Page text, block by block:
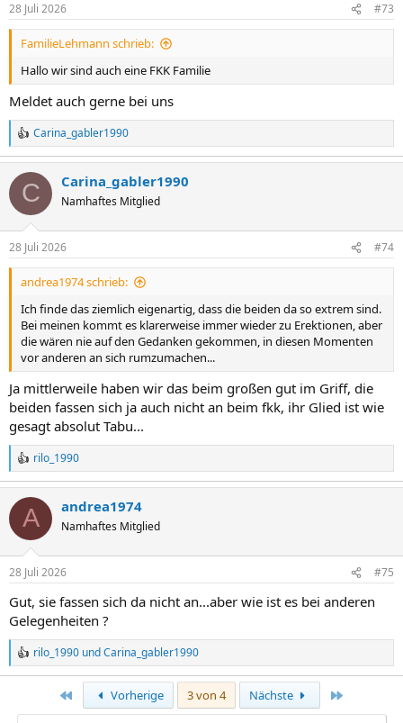
e
n
28 Juli 2026 #73
FamilieLehmann schrieb:
Hallo wir sind auch eine FKK Familie
Meldet auch gerne bei uns
R
e
a
k
i
e
n
Carina_gabler1990
C Carina_gabler1990
Namhaftes Mitglied
28 Juli 2026 #74
andrea1974 schrieb:
Ich finde das ziemlich eigenartig, dass die beiden da so extrem sind.
Bei meinen kommt es klarerweise immer wieder zu Erektionen, aber
die wären nie auf den Gedanken gekommen, in diesen Momenten
vor anderen an sich rumzumachen...
Ja mittlerweile haben wir das beim großen gut im Griff, die
beiden fassen sich ja auch nicht an beim fkk, ihr Glied ist wie
gesagt absolut Tabu...
R
e
a
k
i
e
:
rilo_1990
A andrea1974
Namhaftes Mitglied
28 Juli 2026 #75
Gut, sie fassen sich da nicht an...aber wie ist es bei anderen
Gelegenheiten ?
R
e
t
rilo_1990 undCarina_gabler1990
Erste Vorherige 3 von 4 Nächste